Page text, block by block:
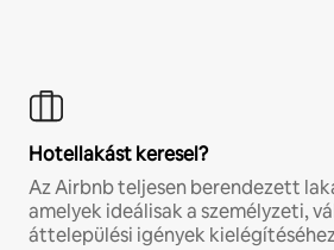
Hotellakást keresel?
Az Airbnb teljesen berendezett
amelyek ideálisak a személyzeti,
áttelepülési igények